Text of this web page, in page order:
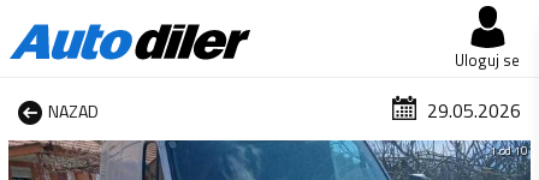
Uloguj se
NAZAD 29.05.2026
1 od 10